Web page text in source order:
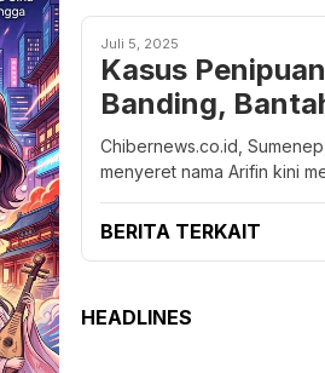
Juli 5, 2025
Kasus
Banding,
Chibernews.co.id,
menyeret nama Arifin kini
BERITA TERKAIT
HEADLINES